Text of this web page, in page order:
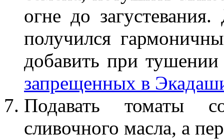
огне до
получился
добавить при
запрещенных в
Подавать томаты
сливочного масла, а